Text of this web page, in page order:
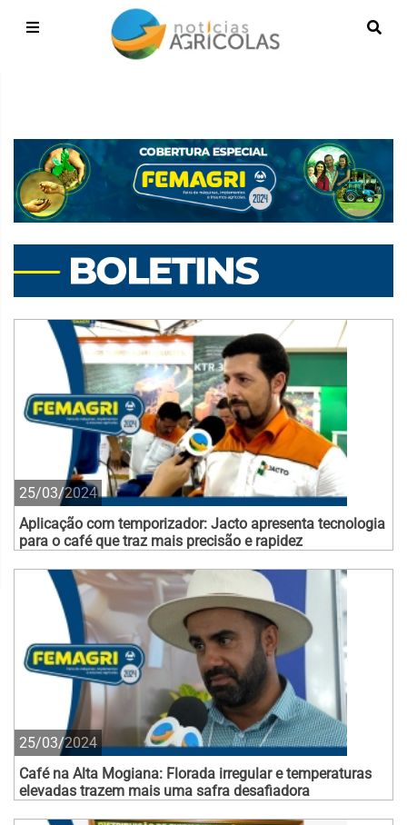
25/03/2024
Aplicação com temporizador: Jacto apresenta tecnologia
para o café que traz mais precisão e rapidez
25/03/2024
Café na Alta Mogiana: Florada irregular e temperaturas
elevadas trazem mais uma safra desafiadora